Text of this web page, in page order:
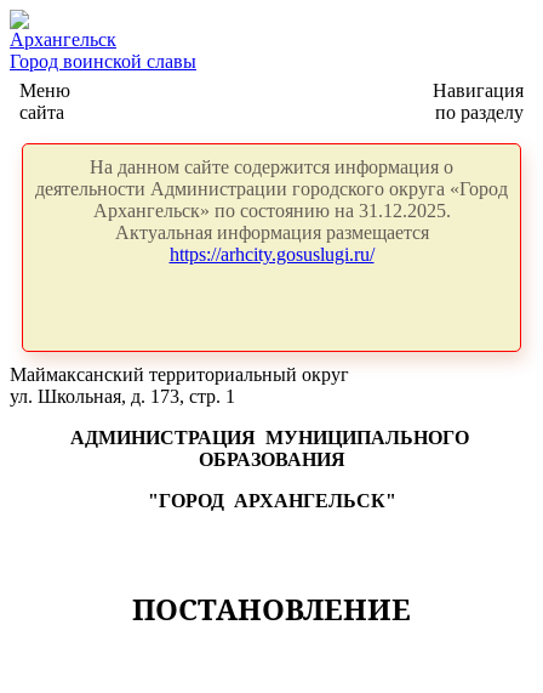
Архангельск
Город воинской славы
Меню
сайта
Навигация
по разделу
На данном сайте содержится информация о
деятельности Администрации городского округа «Город
Архангельск» по состоянию на 31.12.2025.
Актуальная информация размещается
https://arhcity.gosuslugi.ru/
Маймаксанский территориальный округ
ул. Школьная, д. 173, стр. 1
АДМИНИСТРАЦИЯ МУНИЦИПАЛЬНОГО
ОБРАЗОВАНИЯ
"ГОРОД АРХАНГЕЛЬСК"
ПОСТАНОВЛЕНИЕ